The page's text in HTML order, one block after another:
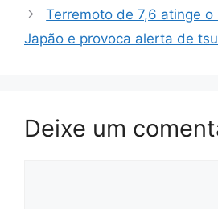
Terremoto de 7,6 atinge
Japão e provoca alerta de
Deixe um